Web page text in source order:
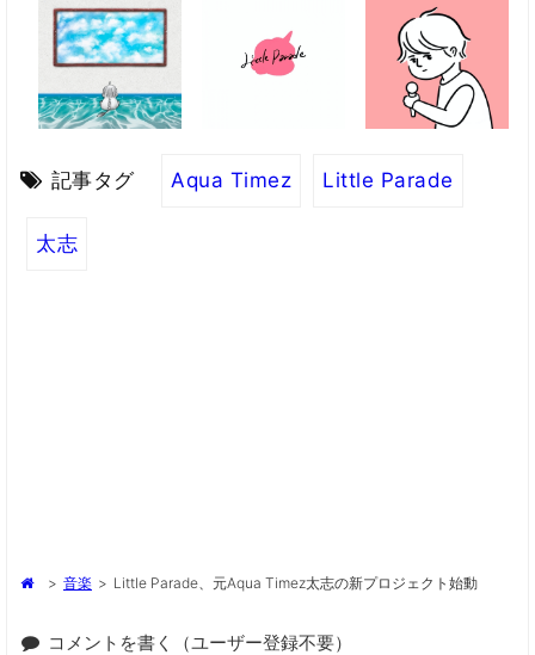
記事タグ Aqua Timez Little Parade
太志
> 音楽 > Little Parade、元Aqua Timez太志の新プロジェクト始動
コメントを書く（ユーザー登録不要）